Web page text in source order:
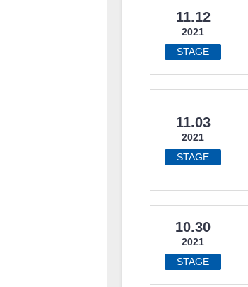
11.12
2021
STAGE
11.03
2021
STAGE
10.30
2021
STAGE